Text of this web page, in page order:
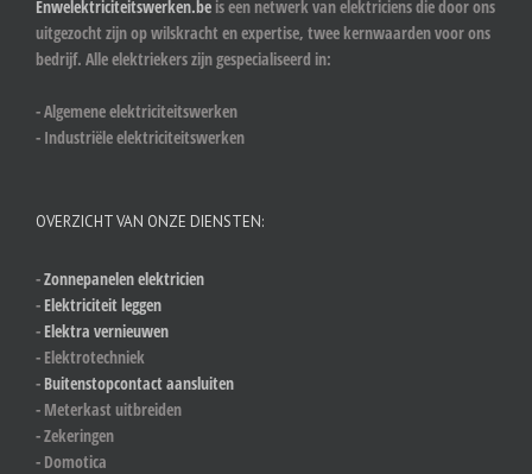
Enwelektriciteitswerken.be is een netwerk van elektriciens die door ons
uitgezocht zijn op wilskracht en expertise, twee kernwaarden voor ons
bedrijf. Alle elektriekers zijn gespecialiseerd in:
- Algemene elektriciteitswerken
- Industriële elektriciteitswerken
OVERZICHT VAN ONZE DIENSTEN:
-Zonnepanelen elektricien
- Elektriciteit leggen
- Elektra vernieuwen
- Elektrotechniek
- Buitenstopcontact aansluiten
- Meterkast uitbreiden
- Zekeringen
- Domotica